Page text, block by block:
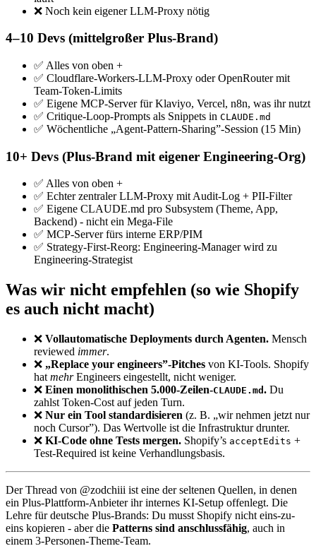
❌ Noch kein eigener LLM-Proxy nötig
4–10 Devs (mittelgroßer Plus-Brand)
✅ Alles von oben +
✅ Cloudflare-Workers-LLM-Proxy oder OpenRouter mit
Team-Token-Limits
✅ Eigene MCP-Server für Klaviyo, Vercel, n8n, was ihr nutzt
✅ Critique-Loop-Prompts als Snippets in CLAUDE.md
✅ Wöchentliche „Agent-Pattern-Sharing”-Session (15 Min)
10+ Devs (Plus-Brand mit eigener Engineering-Org)
✅ Alles von oben +
✅ Echter zentraler LLM-Proxy mit Audit-Log + PII-Filter
✅ Eigene CLAUDE.md pro Subsystem (Theme, App,
Backend) - nicht ein Mega-File
✅ MCP-Server fürs interne ERP/PIM
✅ Strategy-First-Reorg: Engineering-Manager wird zu
Engineering-Strategist
Was wir nicht empfehlen (so wie Shopify
es auch nicht macht)
❌ Vollautomatische Deployments durch Agenten. Mensch
reviewed immer.
❌ „Replace your engineers”-Pitches von KI-Tools. Shopify
hat mehrEngineers eingestellt, nicht weniger.
❌ Einen monolithischen 5.000-Zeilen-CLAUDE.md . Du
zahlst Token-Cost auf jeden Turn.
❌ Nur ein Tool standardisieren (z. B. „wir nehmen jetzt nur
noch Cursor”). Das Wertvolle ist die Infrastruktur drunter.
❌ KI-Code ohne Tests mergen. Shopify’s acceptEdits +
Test-Required ist keine Verhandlungsbasis.
Der Thread von @zodchiii ist eine der seltenen Quellen, in denen
ein Plus-Plattform-Anbieter ihr internes KI-Setup offenlegt. Die
Lehre für deutsche Plus-Brands: Du musst Shopify nicht eins-zu-
eins kopieren - aber die Patterns sind anschlussfähig, auch in
einem 3-Personen-Theme-Team.